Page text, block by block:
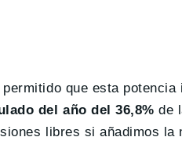
que esta
del año del 36,8% de
libres si añadimos la